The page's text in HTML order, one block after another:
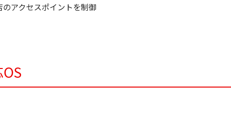
アクセスポイントを制御